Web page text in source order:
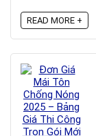
READ MORE +